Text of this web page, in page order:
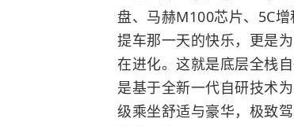
盘、马赫M100芯片、5C
提车那一天的快乐，更是
在进化。这就是底层全栈
是基于全新一代自研技术
级乘坐舒适与豪华，极致